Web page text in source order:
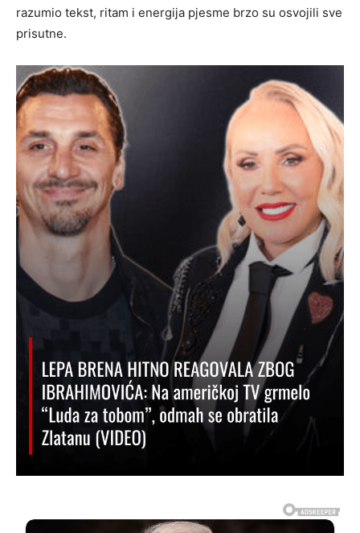
razumio tekst, ritam i energija pjesme brzo su osvojili sve
prisutne.